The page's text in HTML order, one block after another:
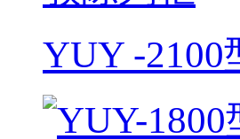
YUY -2100